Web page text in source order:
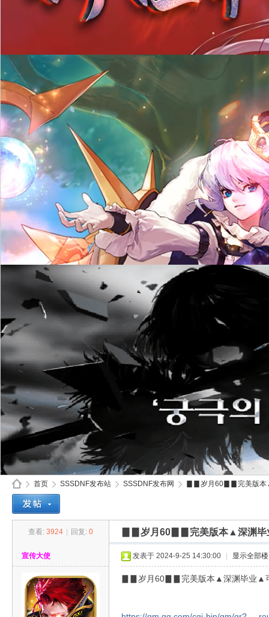
首页
›
SSSDNF发布站 SSSDNF发布网
›
▊▊岁月60▊▊完美版本
查看: 3924 回复: 0 ▊▊岁月60▊▊完美版本▲深渊毕
宣传大使 发表于 2024-9-25 14:30:00 显示全部
▊▊岁月60▊▊完美版本▲深渊毕业▲